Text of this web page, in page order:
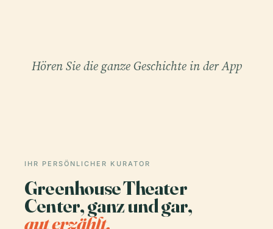
Hören Sie die ganze Geschichte in der App
IHR PERSÖNLICHER KURATOR
Greenhouse Theater
Center, ganz und gar,
gut erzählt.